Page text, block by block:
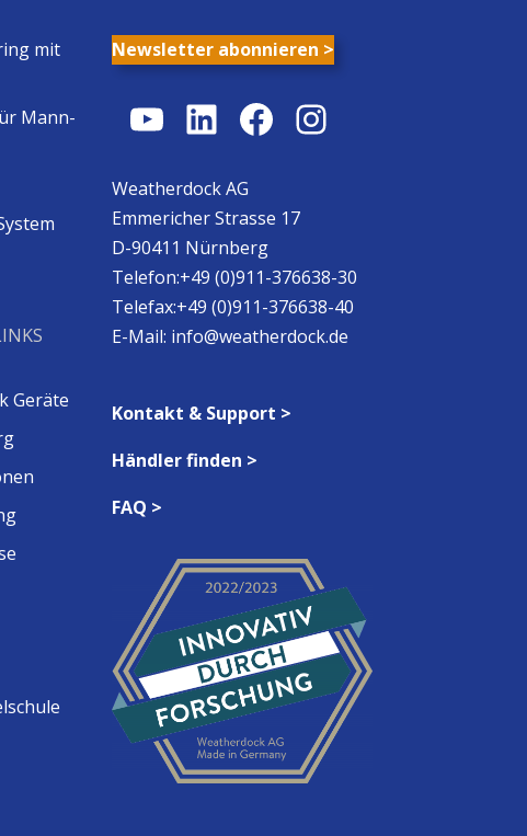
mit
Mann-
Geräte
Newsletter abonnieren >
YouTube
LinkedIn
Facebook
Instagram
Weatherdock AG
Emmericher Strasse 17
D-90411 Nürnberg
Telefon:+49 (0)911-376638-30
Telefax:+49 (0)911-376638-40
E-Mail: info@weatherdock.de
Kontakt & Support >
Händler finden >
FAQ >